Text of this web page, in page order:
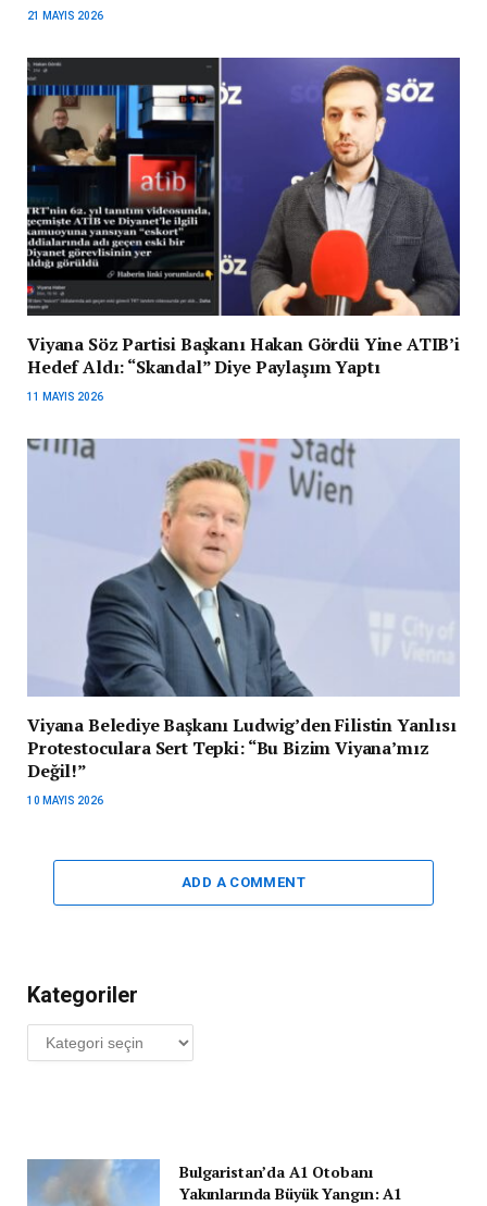
21 MAYIS 2026
Viyana Söz Partisi Başkanı Hakan Gördü Yine ATIB’i
Hedef Aldı: “Skandal” Diye Paylaşım Yaptı
11 MAYIS 2026
Viyana Belediye Başkanı Ludwig’den Filistin Yanlısı
Protestoculara Sert Tepki: “Bu Bizim Viyana’mız
Değil!”
10 MAYIS 2026
ADD A COMMENT
Kategoriler
Kategoriler
Bulgaristan’da A1 Otobanı
Yakınlarında Büyük Yangın: A1